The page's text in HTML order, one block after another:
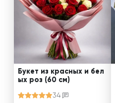
Букет из красных и бел
ых роз (60 см)
34